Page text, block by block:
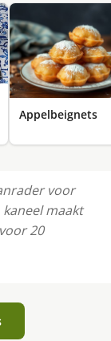
Appelbeignets
voor
maakt
20